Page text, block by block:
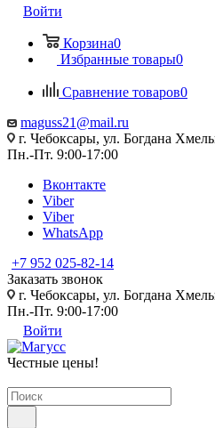
Войти
Корзина0
Избранные товары0
Сравнение товаров0
maguss21@mail.ru
г. Чебоксары, ул. Богдана
Пн.-Пт. 9:00-17:00
Вконтакте
Viber
Viber
WhatsApp
+7 952 025-82-14
Заказать звонок
г. Чебоксары, ул. Богдана
Пн.-Пт. 9:00-17:00
Войти
Честные цены!